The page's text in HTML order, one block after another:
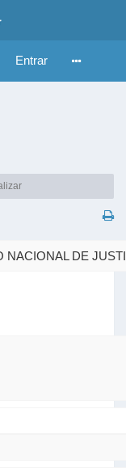
Entrar
NACIONAL DE